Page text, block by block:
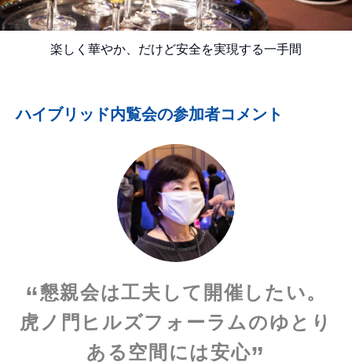
楽しく華やか、だけど安全を実現する一手間
ハイブリッド内覧会の参加者コメント
懇親会は工夫して開催したい。
虎ノ門ヒルズフォーラムのゆとり
ある空間には安心